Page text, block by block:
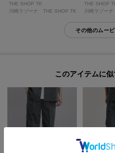
THE SHOP TK
川崎ラゾーナ THE SHOP TK
THE SHOP
川崎ラゾー
その他のムー
このアイテムに